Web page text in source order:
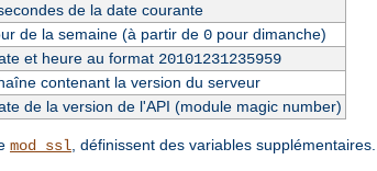
de la date courante
de la semaine (à partir de 0pour dimanche)
et heure au format 20101231235959
contenant la version du serveur
de la version de l'API (module magic number)
mod_ssl , définissent des variables supplémentaires.